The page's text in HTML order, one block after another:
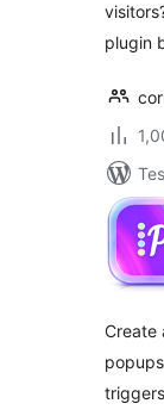
plugin
Create